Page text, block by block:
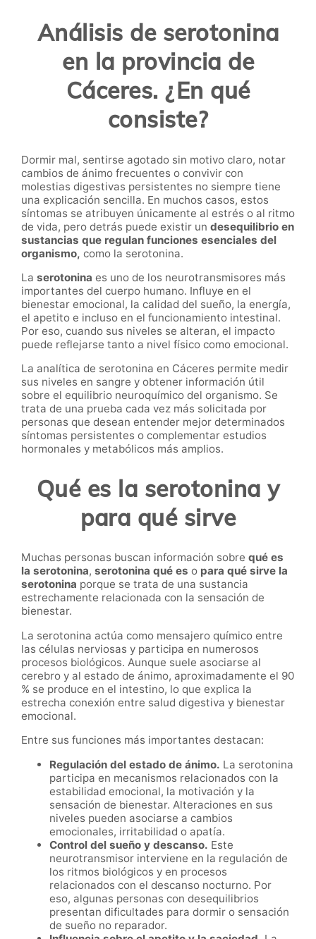
Análisis de serotonina
en la provincia de
Cáceres. ¿En qué
consiste?
Dormir mal, sentirse agotado sin motivo claro, notar
cambios de ánimo frecuentes o convivir con
molestias digestivas persistentes no siempre tiene
una explicación sencilla. En muchos casos, estos
síntomas se atribuyen únicamente al estrés o al ritmo
de vida, pero detrás puede existir un desequilibrio en
sustancias que regulan funciones esenciales del
organismo, como la serotonina.
La serotonina es uno de los neurotransmisores más
importantes del cuerpo humano. Influye en el
bienestar emocional, la calidad del sueño, la energía,
el apetito e incluso en el funcionamiento intestinal.
Por eso, cuando sus niveles se alteran, el impacto
puede reflejarse tanto a nivel físico como emocional.
La analítica de serotonina en Cáceres permite medir
sus niveles en sangre y obtener información útil
sobre el equilibrio neuroquímico del organismo. Se
trata de una prueba cada vez más solicitada por
personas que desean entender mejor determinados
síntomas persistentes o complementar estudios
hormonales y metabólicos más amplios.
Qué es la serotonina y
para qué sirve
Muchas personas buscan información sobre qué es
la serotonina, serotonina qué es o para qué sirve la
serotonina porque se trata de una sustancia
estrechamente relacionada con la sensación de
bienestar.
La serotonina actúa como mensajero químico entre
las células nerviosas y participa en numerosos
procesos biológicos. Aunque suele asociarse al
cerebro y al estado de ánimo, aproximadamente el 90
% se produce en el intestino, lo que explica la
estrecha conexión entre salud digestiva y bienestar
emocional.
Entre sus funciones más importantes destacan:
Regulación del estado de ánimo. La serotonina
participa en mecanismos relacionados con la
estabilidad emocional, la motivación y la
sensación de bienestar. Alteraciones en sus
niveles pueden asociarse a cambios
emocionales, irritabilidad o apatía.
Control del sueño y descanso. Este
neurotransmisor interviene en la regulación de
los ritmos biológicos y en procesos
relacionados con el descanso nocturno. Por
eso, algunas personas con desequilibrios
presentan dificultades para dormir o sensación
de sueño no reparador.